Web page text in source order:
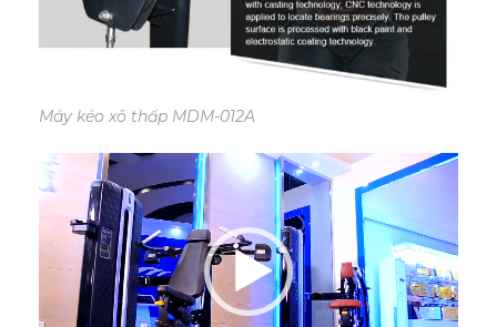
Máy kéo xô thấp MDM-012A
Trình
chơi
Video